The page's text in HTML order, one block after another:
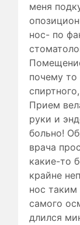
меня
нос- по
почему то
Прием
руки и
больно!
врача
какие-то
крайне
нос таким
самого
длился